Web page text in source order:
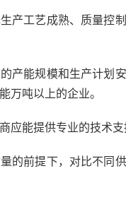
产工艺成熟、质量控
产能规模和生产计划
万吨以上的企业。
应能提供专业的技术
的前提下，对比不同